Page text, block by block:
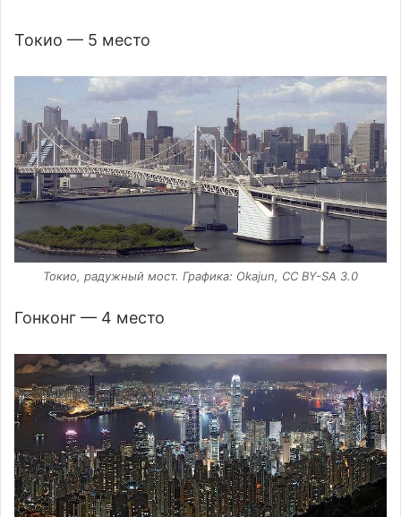
Токио — 5 место
Токио, радужный мост. Графика: Okajun, CC BY-SA 3.0
Гонконг — 4 место